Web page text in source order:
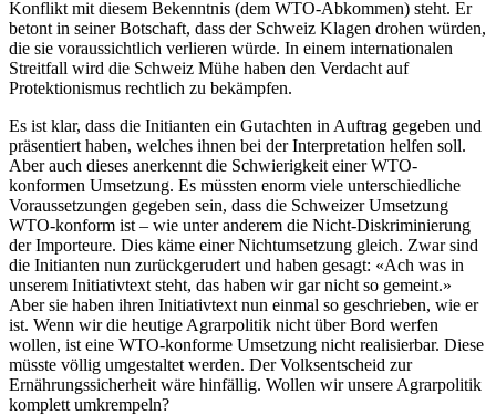
Konflikt mit diesem Bekenntnis (dem WTO-Abkommen) steht. Er
betont in seiner Botschaft, dass der Schweiz Klagen drohen würden,
die sie voraussichtlich verlieren würde. In einem internationalen
Streitfall wird die Schweiz Mühe haben den Verdacht auf
Protektionismus rechtlich zu bekämpfen.
Es ist klar, dass die Initianten ein Gutachten in Auftrag gegeben und
präsentiert haben, welches ihnen bei der Interpretation helfen soll.
Aber auch dieses anerkennt die Schwierigkeit einer WTO-
konformen Umsetzung. Es müssten enorm viele unterschiedliche
Voraussetzungen gegeben sein, dass die Schweizer Umsetzung
WTO-konform ist – wie unter anderem die Nicht-Diskriminierung
der Importeure. Dies käme einer Nichtumsetzung gleich. Zwar sind
die Initianten nun zurückgerudert und haben gesagt: «Ach was in
unserem Initiativtext steht, das haben wir gar nicht so gemeint.»
Aber sie haben ihren Initiativtext nun einmal so geschrieben, wie er
ist. Wenn wir die heutige Agrarpolitik nicht über Bord werfen
wollen, ist eine WTO-konforme Umsetzung nicht realisierbar. Diese
müsste völlig umgestaltet werden. Der Volksentscheid zur
Ernährungssicherheit wäre hinfällig. Wollen wir unsere Agrarpolitik
komplett umkrempeln?